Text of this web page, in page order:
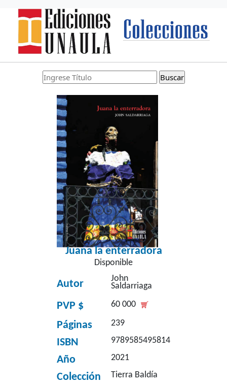
Juana la enterradora
Disponible
Autor
John
Saldarriaga
PVP $ 60 000
Páginas 239
ISBN 9789585495814
Año 2021
Colección Tierra Baldía